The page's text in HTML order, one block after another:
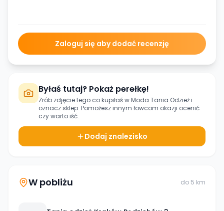
Zaloguj się aby dodać recenzję
Byłaś tutaj? Pokaż perełkę!
Zrób zdjęcie tego co kupiłaś wModa Tania Odzieżi
oznacz sklep. Pomożesz innym łowcom okazji ocenić
czy warto iść.
Dodaj znalezisko
W pobliżu do 5 km